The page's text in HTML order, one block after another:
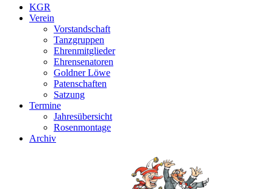
KGR
Verein
Vorstandschaft
Tanzgruppen
Ehrenmitglieder
Ehrensenatoren
Goldner Löwe
Patenschaften
Satzung
Termine
Jahresübersicht
Rosenmontage
Archiv